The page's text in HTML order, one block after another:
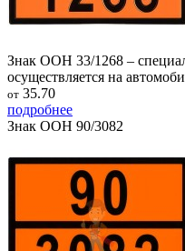
Знак ООН 33/1268 –
осуществляется на
от 35.70
подробнее
Знак ООН 90/3082